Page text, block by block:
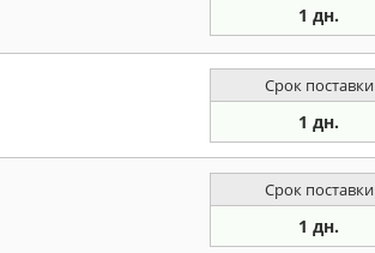
1 дн.
Срок поставки
1 дн.
Срок поставки
1 дн.